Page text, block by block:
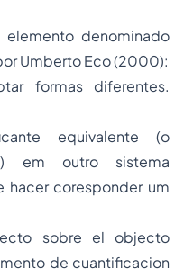
elemento denominado
Umberto Eco (2000):
formas diferentes.
equivalente (o
em outro sistema
hacer coresponder um
sobre el objecto
de cuantificacion